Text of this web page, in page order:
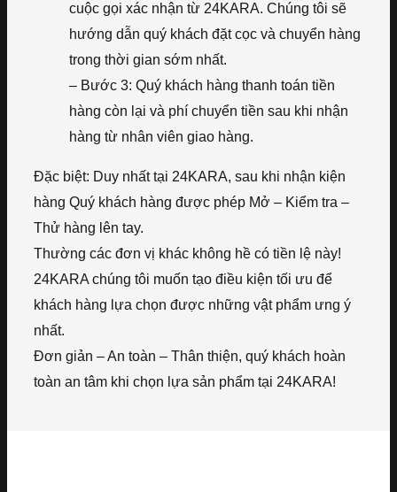
cuộc gọi xác nhận từ 24KARA. Chúng tôi sẽ
hướng dẫn quý khách đặt cọc và chuyển hàng
trong thời gian sớm nhất.
– Bước 3: Quý khách hàng thanh toán tiền
hàng còn lại và phí chuyển tiền sau khi nhận
hàng từ nhân viên giao hàng.
Đặc biệt: Duy nhất tại 24KARA, sau khi nhận kiện
hàng Quý khách hàng được phép Mở – Kiểm tra –
Thử hàng lên tay.
Thường các đơn vị khác không hề có tiền lệ này!
24KARA chúng tôi muốn tạo điều kiện tối ưu để
khách hàng lựa chọn được những vật phẩm ưng ý
nhất.
Đơn giản – An toàn – Thân thiện, quý khách hoàn
toàn an tâm khi chọn lựa sản phẩm tại 24KARA!